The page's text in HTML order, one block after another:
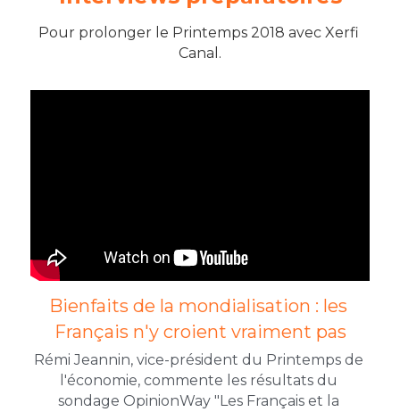
Pour prolonger le Printemps 2018 avec Xerfi
Canal.
Bienfaits de la mondialisation : les
Français n'y croient vraiment pas
Rémi Jeannin, vice-président du Printemps de
l'économie, commente les résultats du
sondage OpinionWay "Les Français et la